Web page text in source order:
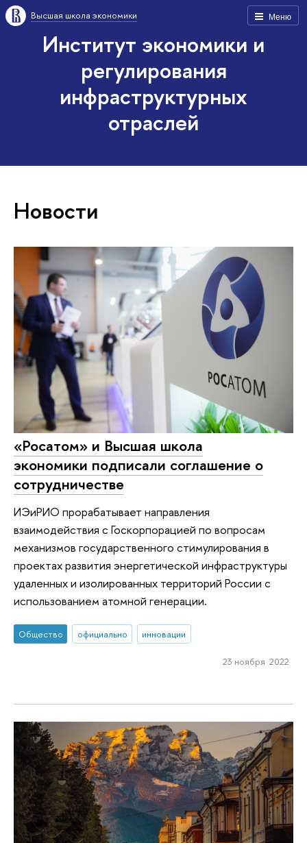
Меню
Высшая школа экономики
Институт экономики и
регулирования
инфраструктурных
отраслей
Новости
«Росатом» и Высшая школа
экономики подписали соглашение о
сотрудничестве
ИЭиРИО прорабатывает направления
взаимодействия с Госкорпорацией по вопросам
механизмов государственного стимулирования в
проектах развития энергетической инфраструктуры
удаленных и изолированных территорий России с
использованием атомной генерации.
Общество официально инновации
23 ноября 2022